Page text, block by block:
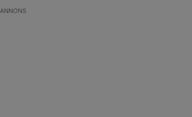
ANNONS